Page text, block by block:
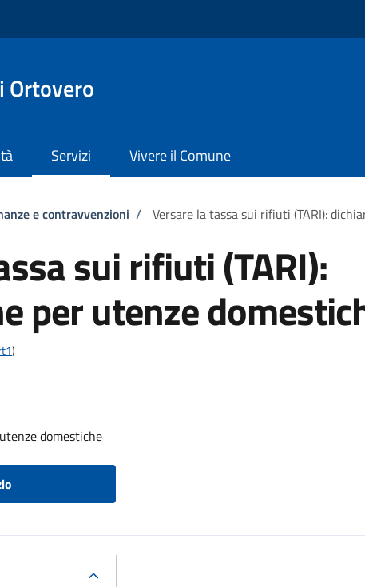
Ortovero
Servizi Vivere il Comune
e contravvenzioni / Versare la tassa sui rifiuti (TARI):
sui rifiuti (TARI):
per utenze
)
domestiche